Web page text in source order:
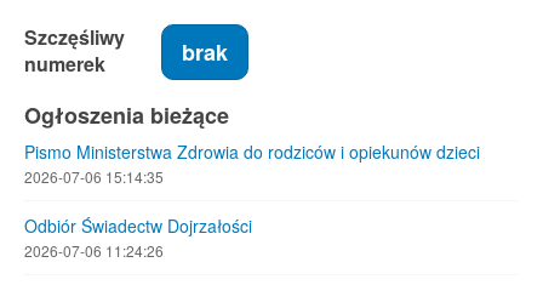
Szczęśliwy
numerek
brak
Ogłoszenia bieżące
Pismo Ministerstwa Zdrowia do rodziców i opiekunów dzieci
2026-07-06 15:14:35
Odbiór Świadectw Dojrzałości
2026-07-06 11:24:26